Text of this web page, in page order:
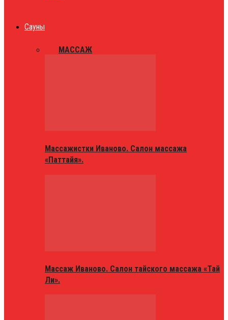
Сауны
МАССАЖ
Массажистки Иваново. Салон массажа
«Паттайя».
Массаж Иваново. Салон тайского массажа «Тай
Ли».